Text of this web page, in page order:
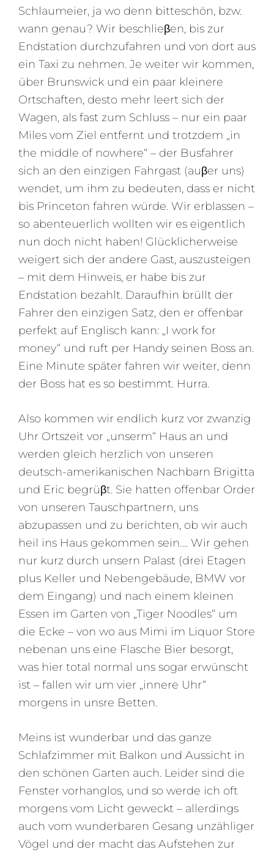
Schlaumeier, ja wo denn bitteschön, bzw.
wann genau? Wir beschlieβen, bis zur
Endstation durchzufahren und von dort aus
ein Taxi zu nehmen. Je weiter wir kommen,
über Brunswick und ein paar kleinere
Ortschaften, desto mehr leert sich der
Wagen, als fast zum Schluss – nur ein paar
Miles vom Ziel entfernt und trotzdem „in
the middle of nowhere“ – der Busfahrer
sich an den einzigen Fahrgast (auβer uns)
wendet, um ihm zu bedeuten, dass er nicht
bis Princeton fahren würde. Wir erblassen –
so abenteuerlich wollten wir es eigentlich
nun doch nicht haben! Glücklicherweise
weigert sich der andere Gast, auszusteigen
– mit dem Hinweis, er habe bis zur
Endstation bezahlt. Daraufhin brüllt der
Fahrer den einzigen Satz, den er offenbar
perfekt auf Englisch kann: „I work for
money“ und ruft per Handy seinen Boss an.
Eine Minute später fahren wir weiter, denn
der Boss hat es so bestimmt. Hurra.
Also kommen wir endlich kurz vor zwanzig
Uhr Ortszeit vor „unserm“ Haus an und
werden gleich herzlich von unseren
deutsch-amerikanischen Nachbarn Brigitta
und Eric begrüβt. Sie hatten offenbar Order
von unseren Tauschpartnern, uns
abzupassen und zu berichten, ob wir auch
heil ins Haus gekommen sein…. Wir gehen
nur kurz durch unsern Palast (drei Etagen
plus Keller und Nebengebäude, BMW vor
dem Eingang) und nach einem kleinen
Essen im Garten von „Tiger Noodles“ um
die Ecke – von wo aus Mimi im Liquor Store
nebenan uns eine Flasche Bier besorgt,
was hier total normal uns sogar erwünscht
ist – fallen wir um vier „innere Uhr“
morgens in unsre Betten.
Meins ist wunderbar und das ganze
Schlafzimmer mit Balkon und Aussicht in
den schönen Garten auch. Leider sind die
Fenster vorhanglos, und so werde ich oft
morgens vom Licht geweckt – allerdings
auch vom wunderbaren Gesang unzähliger
Vögel und der macht das Aufstehen zur